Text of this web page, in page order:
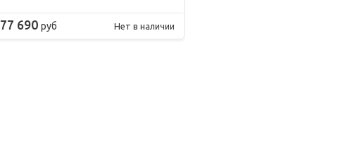
77 690 руб Нет в наличии